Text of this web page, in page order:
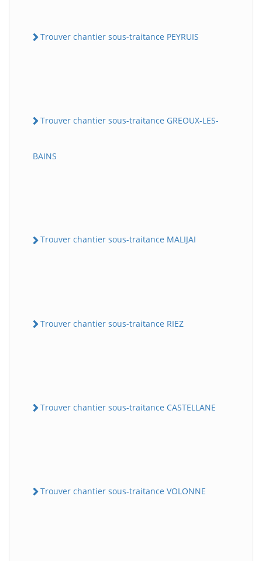
Trouver chantier sous-traitance PEYRUIS
Trouver chantier sous-traitance GREOUX-LES-
BAINS
Trouver chantier sous-traitance MALIJAI
Trouver chantier sous-traitance RIEZ
Trouver chantier sous-traitance CASTELLANE
Trouver chantier sous-traitance VOLONNE